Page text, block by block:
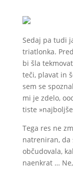
Sedaj pa tudi
triatlonka.
bi šla
teči, plavat in
sem se
mi je zdelo,
tiste
Tega res ne
natreniran, da
občudovala,
naenkrat …